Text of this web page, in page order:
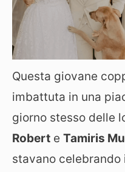
Questa giovane
imbattuta in una
giorno stesso delle
Robert e Tamiris
stavano